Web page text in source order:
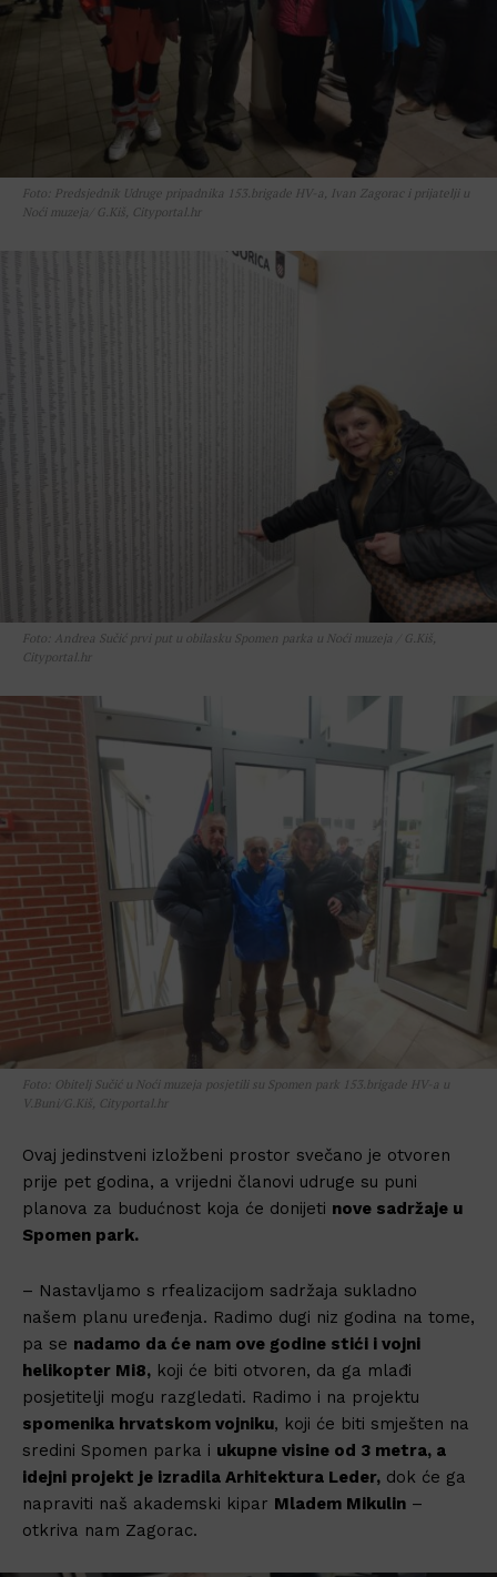
Foto: Predsjednik Udruge pripadnika 153.brigade HV-a, Ivan Zagorac i prijatelji u
Noći muzeja/ G.Kiš, Cityportal.hr
Foto: Andrea Sučić prvi put u obilasku Spomen parka u Noći muzeja / G.Kiš,
Cityportal.hr
Foto: Obitelj Sučić u Noći muzeja posjetili su Spomen park 153.brigade HV-a u
V.Buni/G.Kiš, Cityportal.hr
Ovaj jedinstveni izložbeni prostor svečano je otvoren
prije pet godina, a vrijedni članovi udruge su puni
planova za budućnost koja će donijeti nove sadržaje u
Spomen park.
– Nastavljamo s rfealizacijom sadržaja sukladno
našem planu uređenja. Radimo dugi niz godina na tome,
pa se nadamo da će nam ove godine stići i vojni
helikopter Mi8, koji će biti otvoren, da ga mlađi
posjetitelji mogu razgledati. Radimo i na projektu
spomenika hrvatskom vojniku, koji će biti smješten na
sredini Spomen parka i ukupne visine od 3 metra, a
idejni projekt je izradila Arhitektura Leder, dok će ga
napraviti naš akademski kipar Mladem Mikulin –
otkriva nam Zagorac.